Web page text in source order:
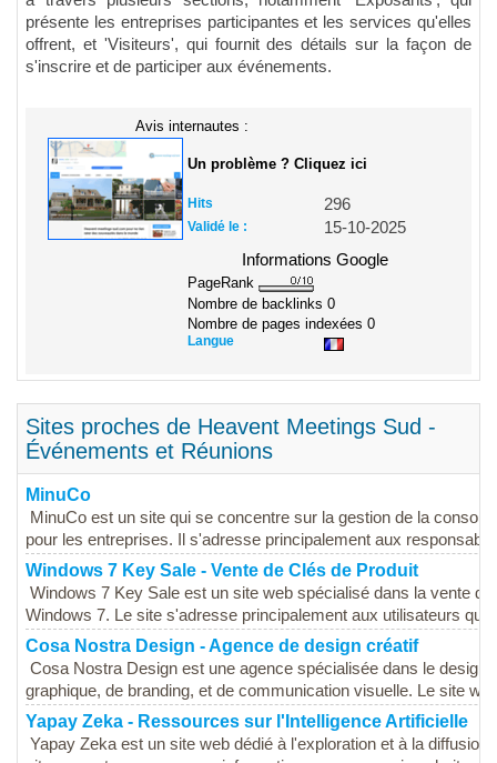
présente les entreprises participantes et les services qu'elles
offrent, et 'Visiteurs', qui fournit des détails sur la façon de
s'inscrire et de participer aux événements.
Avis internautes :
Un problème ? Cliquez ici
Hits 296
Validé le :
15-10-2025
Informations Google
PageRank
Nombre de backlinks 0
Nombre de pages indexées 0
Langue
Sites proches de Heavent Meetings Sud -
Événements et Réunions
MinuCo
MinuCo est un site qui se concentre sur la gestion de la
pour les entreprises. Il s'adresse principalement aux
Windows 7 Key Sale - Vente de Clés de Produit
Windows 7 Key Sale est un site web spécialisé dans la vente
Windows 7. Le site s'adresse principalement aux utilisateurs qui
Cosa Nostra Design - Agence de design créatif
Cosa Nostra Design est une agence spécialisée dans le
graphique, de branding, et de communication visuelle. Le site
Yapay Zeka - Ressources sur l'Intelligence Artificielle
Yapay Zeka est un site web dédié à l'exploration et à la